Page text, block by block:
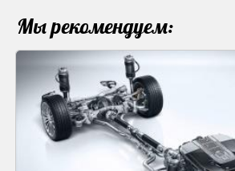
Мы рекомендуем: